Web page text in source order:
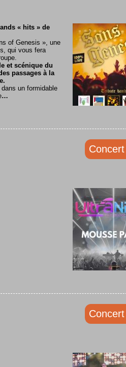
« hits » de
of Genesis », une
qui vous fera
et scénique du
passages à la
un formidable
…